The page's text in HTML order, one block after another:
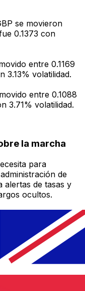
se movieron
0.1373 con
entre 0.1169
3.13% volatilidad.
entre 0.1088
3.71% volatilidad.
la marcha
para
de
alertas de tasas y
ocultos.